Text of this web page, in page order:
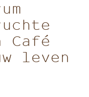
Café
leven